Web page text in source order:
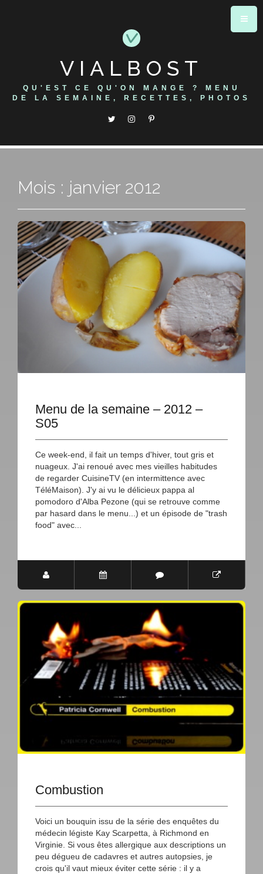
VIALBOST
QU'EST CE QU'ON MANGE ? MENU
DE LA SEMAINE, RECETTES, PHOTOS
Mois : janvier 2012
Menu de la semaine – 2012 –
S05
Ce week-end, il fait un temps d'hiver, tout gris et
nuageux. J'ai renoué avec mes vieilles habitudes
de regarder CuisineTV (en intermittence avec
TéléMaison). J'y ai vu le délicieux pappa al
pomodoro d'Alba Pezone (qui se retrouve comme
par hasard dans le menu...) et un épisode de "trash
food" avec...
Combustion
Voici un bouquin issu de la série des enquêtes du
médecin légiste Kay Scarpetta, à Richmond en
Virginie. Si vous êtes allergique aux descriptions un
peu dégueu de cadavres et autres autopsies, je
crois qu'il vaut mieux éviter cette série : il y a